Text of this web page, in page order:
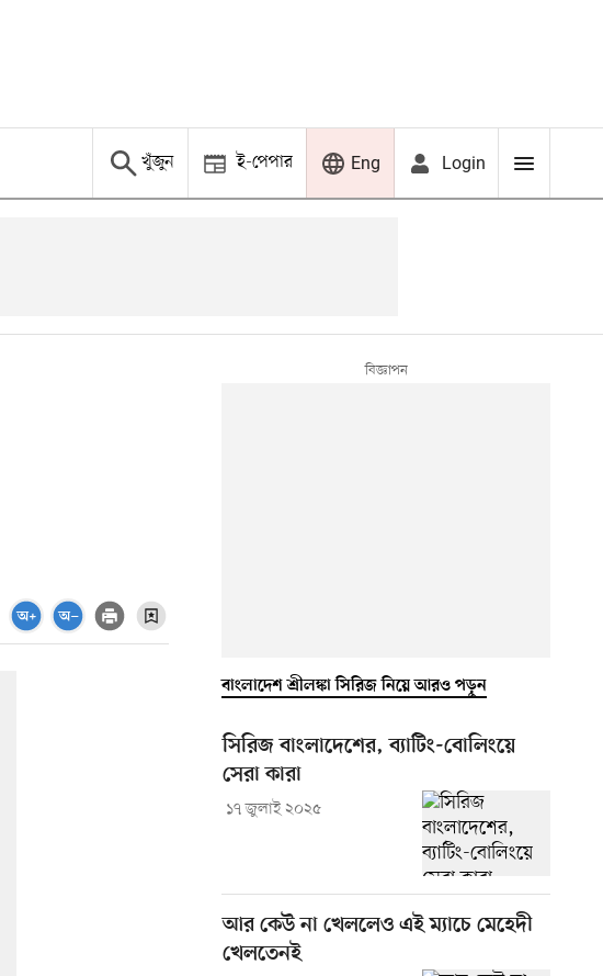
খুঁজুন ই-পেপার Eng Login
বাংলাদেশ শ্রীলঙ্কা সিরিজ নিয়ে আরও পড়ুন
সিরিজ বাংলাদেশের, ব্যাটিং-বোলিংয়ে
সেরা কারা
১৭ জুলাই ২০২৫
আর কেউ না খেললেও এই ম্যাচে মেহেদী
খেলতেনই